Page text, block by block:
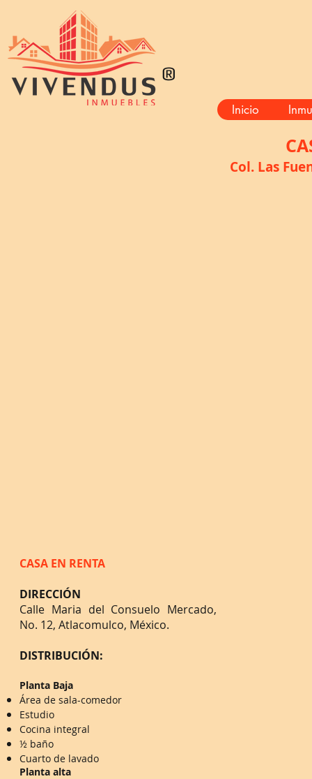
®
Inicio
Col. Las
CASA EN RENTA
DIRECCIÓN
Calle Maria del Consuelo Mercado,
No. 12, Atlacomulco, México.
DISTRIBUCIÓN:
Planta Baja
Área de sala-comedor
Estudio
Cocina integral
½ baño
Cuarto de lavado
Planta alta